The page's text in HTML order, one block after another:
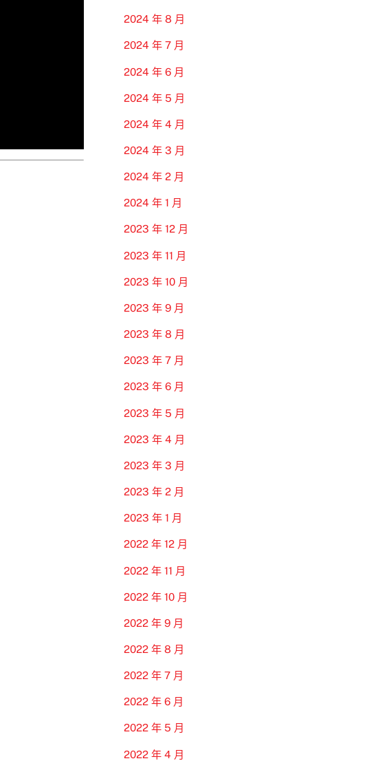
2024 年 8 月
2024 年 7 月
2024 年 6 月
2024 年 5 月
2024 年 4 月
2024 年 3 月
2024 年 2 月
2024 年 1 月
2023 年 12 月
2023 年 11 月
2023 年 10 月
2023 年 9 月
2023 年 8 月
2023 年 7 月
2023 年 6 月
2023 年 5 月
2023 年 4 月
2023 年 3 月
2023 年 2 月
2023 年 1 月
2022 年 12 月
2022 年 11 月
2022 年 10 月
2022 年 9 月
2022 年 8 月
2022 年 7 月
2022 年 6 月
2022 年 5 月
2022 年 4 月